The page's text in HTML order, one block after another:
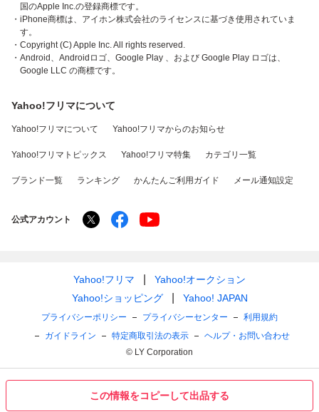
この情報をコピーして出品する
国のApple Inc.の登録商標です。
・iPhone商標は、アイホン株式会社のライセンスに基づき使用されていま
す。
・Copyright (C) Apple Inc. All rights reserved.
・Android、Androidロゴ、Google Play 、および Google Play ロゴは、
Google LLC の商標です。
Yahoo!フリマについて
Yahoo!フリマについて Yahoo!フリマからのお知らせ
Yahoo!フリマトピックス Yahoo!フリマ特集 カテゴリ一覧
ブランド一覧 ランキング かんたんご利用ガイド メール通知設定
公式アカウント
Yahoo!フリマ
Yahoo!オークション
Yahoo!ショッピング
Yahoo! JAPAN
プライバシーポリシー プライバシーセンター
利用規約
ガイドライン
特定商取引法の表示
ヘルプ・お問い合わせ
© LY Corporation